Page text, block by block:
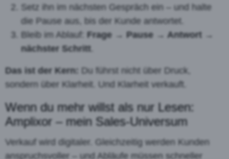
Setz ihn im nächsten Gespräch ein – und halte
die Pause aus, bis der Kunde antwortet.
Bleib im Ablauf: Frage → Pause → Antwort →
nächster Schritt.
Das ist der Kern: Du führst nicht über Druck,
sondern über Klarheit. Und Klarheit verkauft.
Wenn du mehr willst als nur Lesen:
Amplixor – mein Sales-Universum
Verkauf wird digitaler. Gleichzeitig werden Kunden
anspruchsvoller – und Abläufe müssen schneller